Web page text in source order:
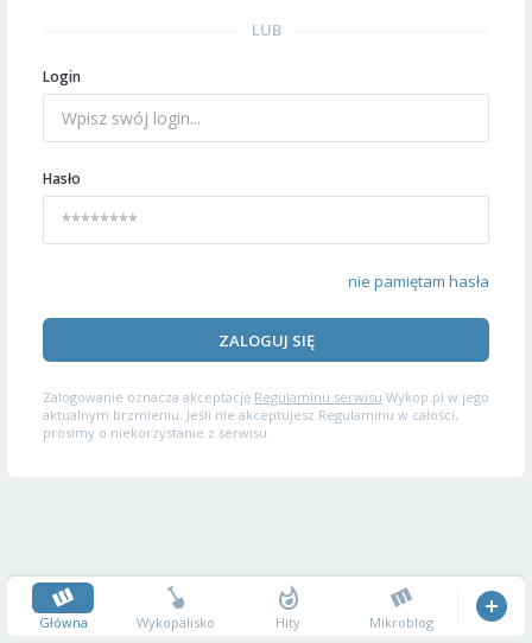
LUB
Login
Hasło
nie pamiętam hasła
ZALOGUJ SIĘ
Zalogowanie oznacza akceptację Regulaminu serwisu Wykop.pl w jego
aktualnym brzmieniu. Jeśli nie akceptujesz Regulaminu w całości,
prosimy o niekorzystanie z serwisu.
Główna Wykopalisko Hity Mikroblog